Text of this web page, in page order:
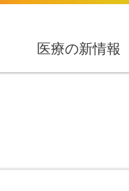
医療の新情報